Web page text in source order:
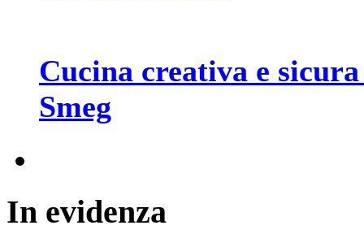
Cucina creativa e
Smeg
In evidenza